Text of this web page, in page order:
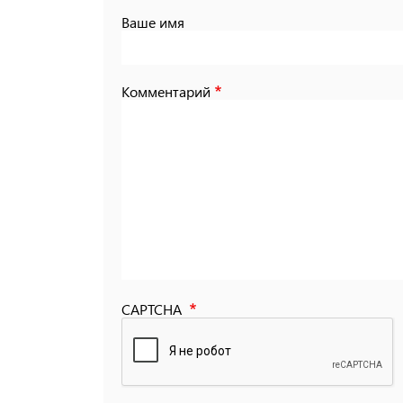
Ваше имя
Комментарий
CAPTCHA